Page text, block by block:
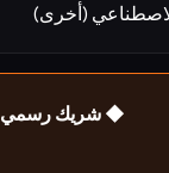
(أخرى)
◆ شريك رسمي